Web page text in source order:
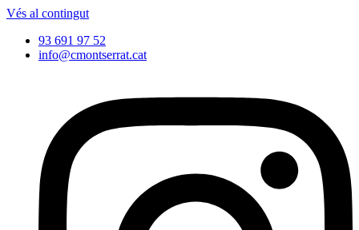
Vés al contingut
93 691 97 52
info@cmontserrat.cat